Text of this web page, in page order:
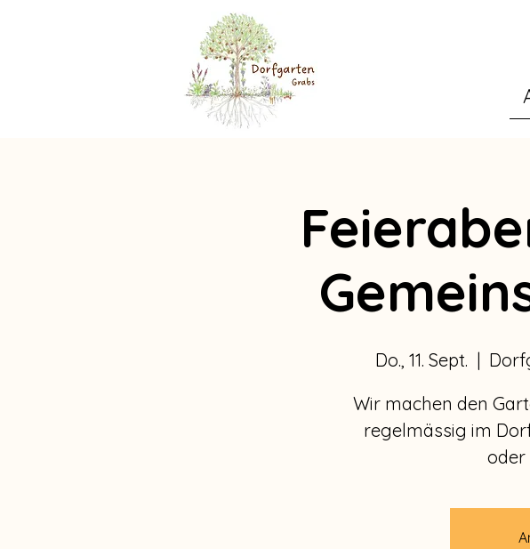
Do., 11. Sept.
  |
Wir machen den
regelmässig im
oder